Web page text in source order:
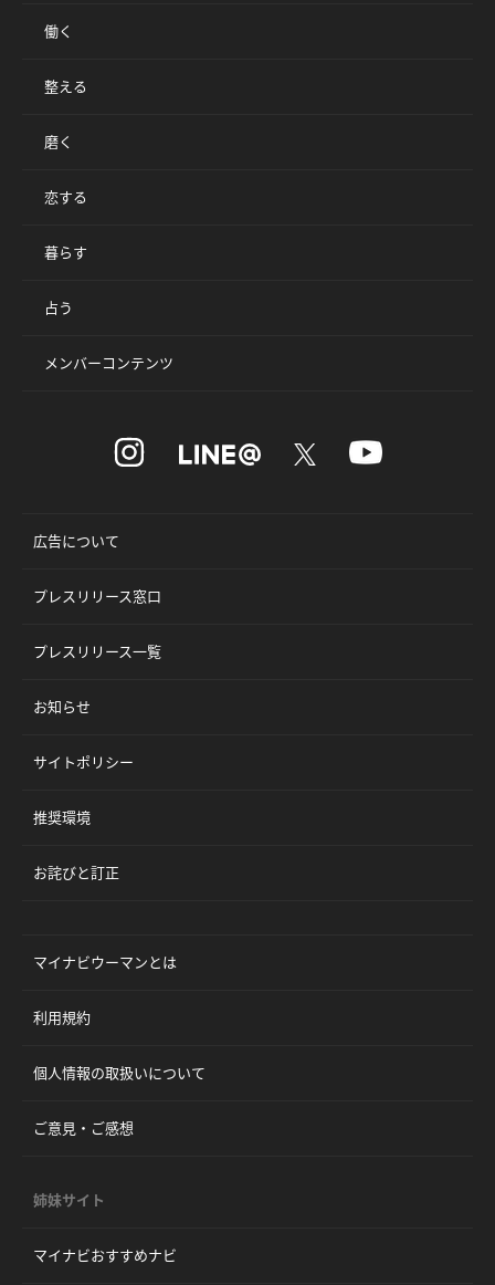
働く
整える
磨く
恋する
暮らす
占う
メンバーコンテンツ
広告について
プレスリリース窓口
プレスリリース一覧
お知らせ
サイトポリシー
推奨環境
お詫びと訂正
マイナビウーマンとは
利用規約
個人情報の取扱いについて
ご意見・ご感想
姉妹サイト
マイナビおすすめナビ